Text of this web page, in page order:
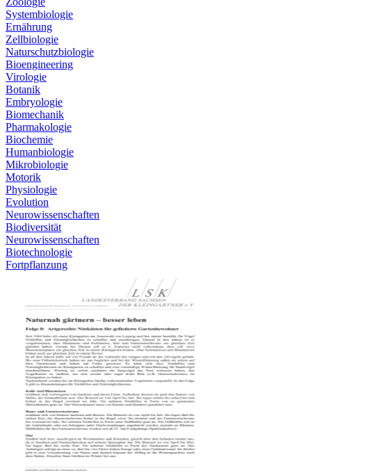
Systembiologie
Ernährung
Zellbiologie
Naturschutzbiologie
Bioengineering
Virologie
Botanik
Embryologie
Biomechanik
Pharmakologie
Biochemie
Humanbiologie
Mikrobiologie
Motorik
Physiologie
Evolution
Neurowissenschaften
Biodiversität
Neurowissenschaften
Biotechnologie
Fortpflanzung